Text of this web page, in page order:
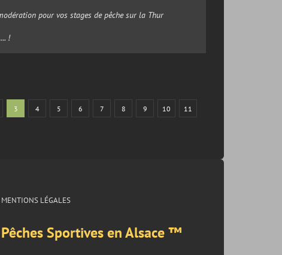
pour vos stages de pêche sur la Thur
!
3 4 5 6 7 8 9 10 11
MENTIONS LÉGALES
Pêches Sportives en Alsace ™